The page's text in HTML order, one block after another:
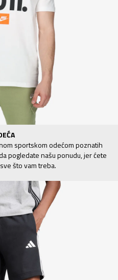
sportskom odećom poznatih
pogledate našu ponudu, jer ćete
što vam treba.